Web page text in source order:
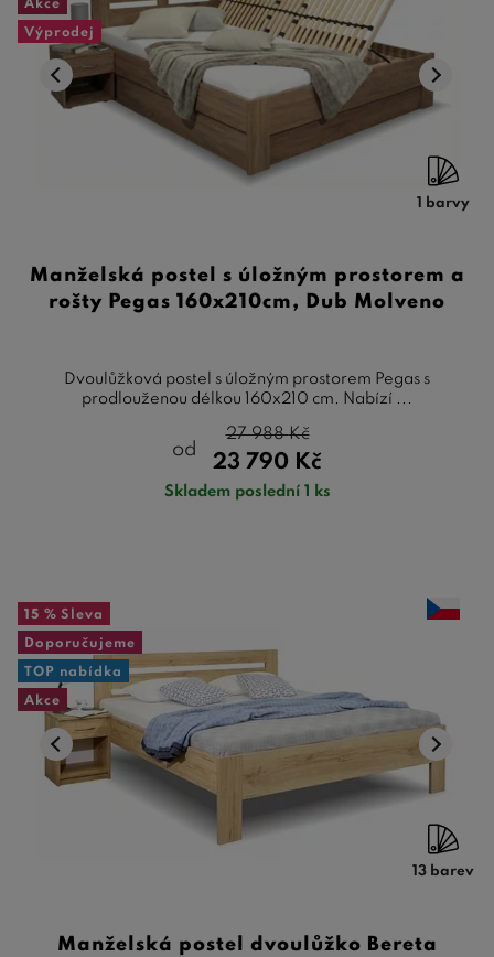
Akce
Výprodej
1 barvy
Manželská postel s úložným prostorem a
rošty Pegas 160x210cm, Dub Molveno
Dvoulůžková postel s úložným prostorem Pegas s
prodlouženou délkou 160x210 cm. Nabízí ...
od
23 790 Kč
27 988Kč
Skladem poslední 1 ks
15 % Sleva
Doporučujeme
TOP nabídka
Akce
13 barev
Manželská postel dvoulůžko Bereta